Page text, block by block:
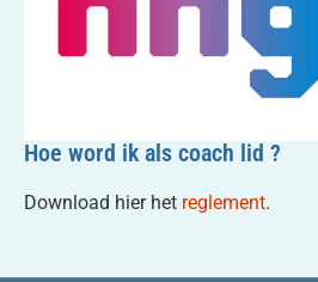
Hoe word ik als coach lid ?
Download hier het reglement.